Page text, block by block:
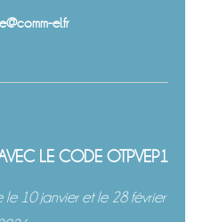
el.fr
LE CODE OTPVEP1
le 10 janvier et le 28 février